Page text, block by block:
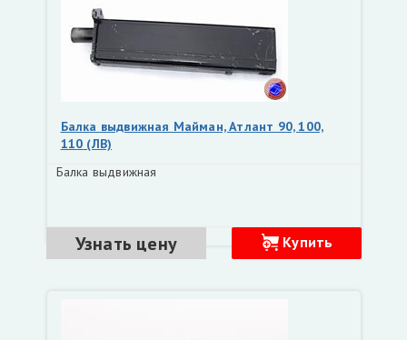
Балка выдвижная Майман, Атлант 90, 100,
110 (ЛВ)
Балка выдвижная
Узнать цену Купить